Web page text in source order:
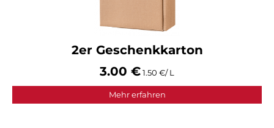
2er Geschenkkarton
3.00 €1.50 €/ L
Mehr erfahren